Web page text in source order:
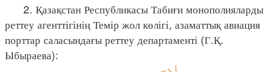
2. Қазақстан Республикасы Табиғи монополияларды
реттеу агенттігінің Темір жол көлігі, азаматтық авиация
порттар саласындағы реттеу департаменті (Г.Қ.
Ыбыраева):